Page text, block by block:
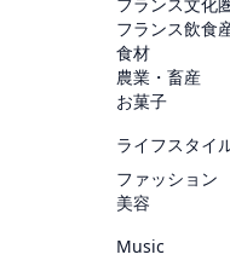
フランス飲食
食材
農業・畜産
お菓子
ライフスタイ
ファッション
美容
Music